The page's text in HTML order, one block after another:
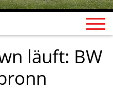
läuft: BW